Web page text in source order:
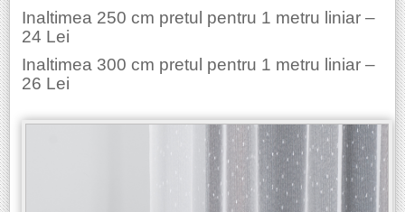
Inaltimea 250 cm pretul pentru 1 metru liniar –
24 Lei
Inaltimea 300 cm pretul pentru 1 metru liniar –
26 Lei